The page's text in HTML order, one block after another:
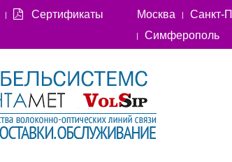
Сертификаты Москва Санкт-
Симферополь